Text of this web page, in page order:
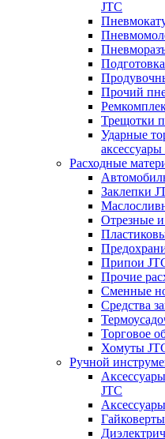
JTC
Прочий
Трещотки
Ударные
аксессуары
Расходные
Заклепки
Отрезные
Припои
Прочие
Сменные
Средства
Торговое
Хомуты
Ручной
JTC